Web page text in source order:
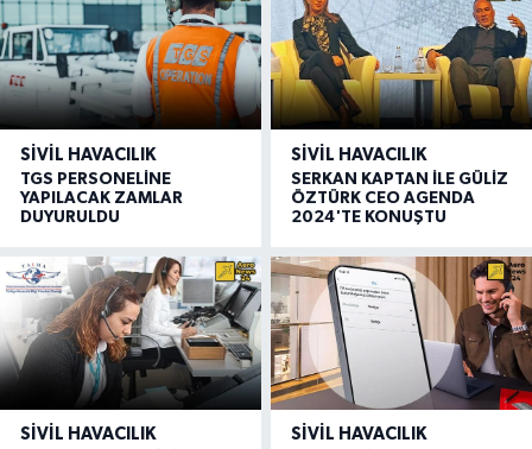
SIVIL HAVACILIK
TGS PERSONELİNE
YAPILACAK ZAMLAR
DUYURULDU
SIVIL HAVACILIK
SERKAN KAPTAN İLE GÜLİZ
ÖZTÜRK CEO AGENDA
2024'TE KONUŞTU
SIVIL HAVACILIK SIVIL HAVACILIK